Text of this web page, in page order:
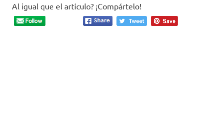
Al igual que el artículo? ¡Compártelo!